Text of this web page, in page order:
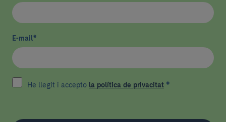
E-mail*
He llegit i accepto la política de privacitat *